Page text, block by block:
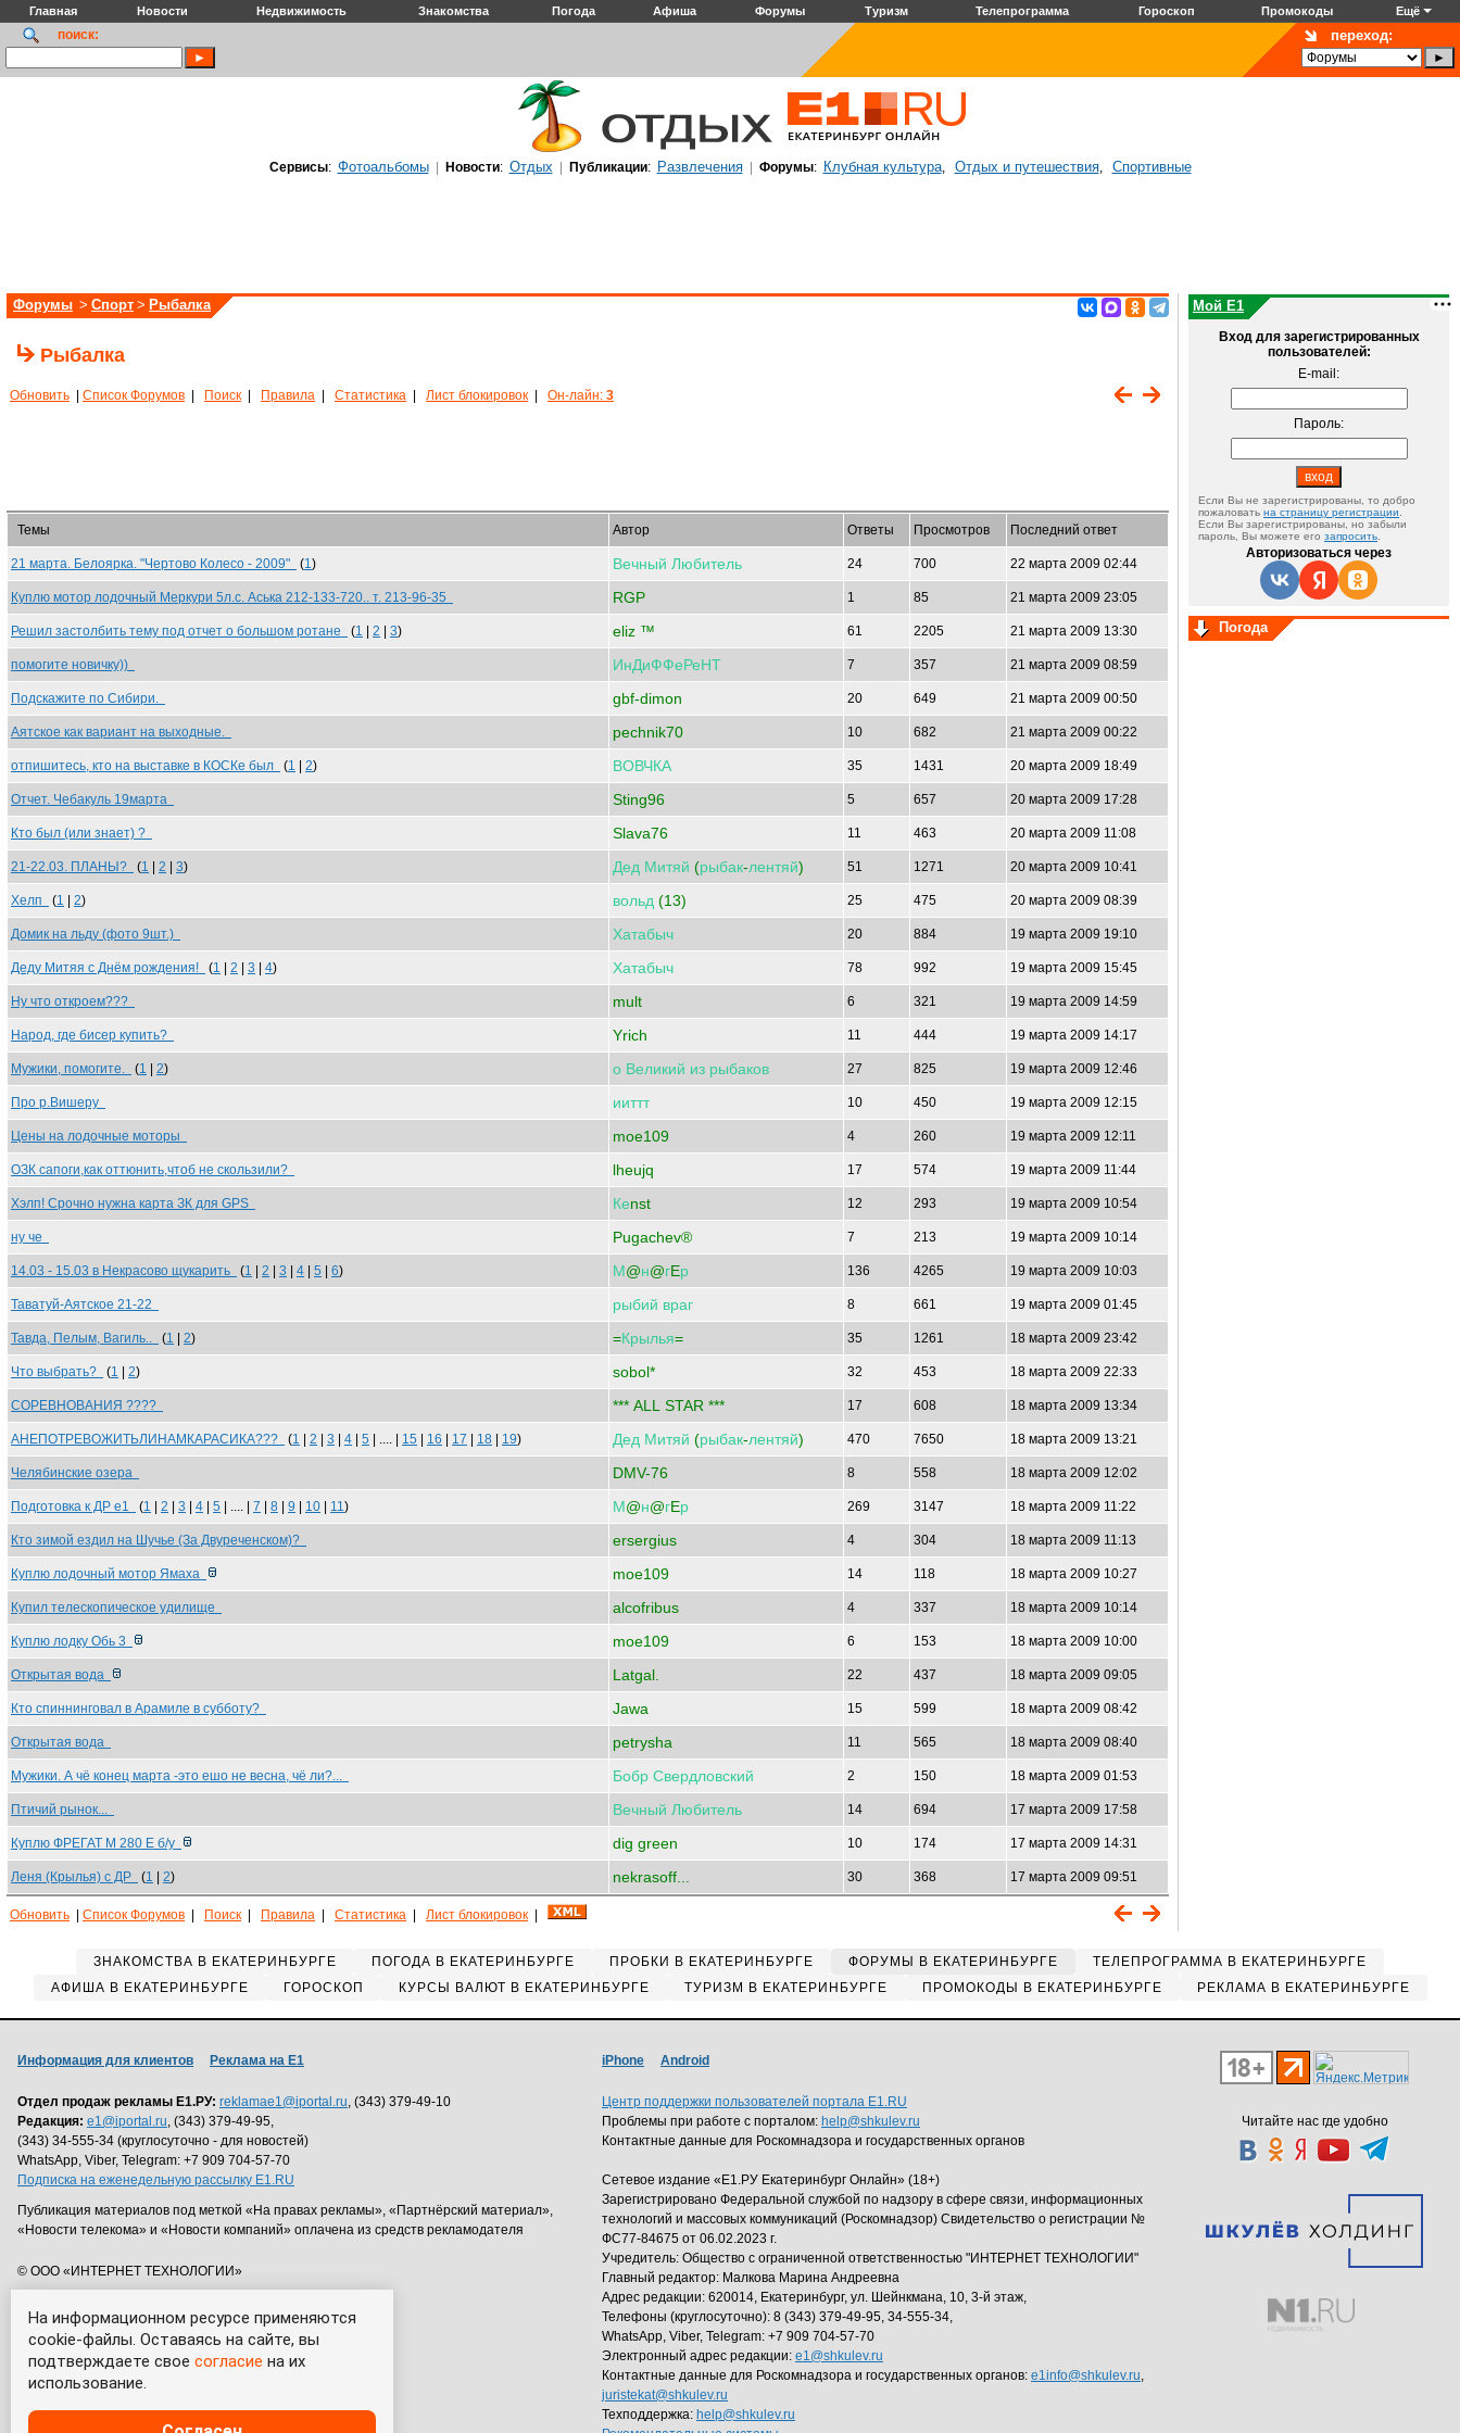
На информационном ресурсе применяются
cookie-файлы. Оставаясь на сайте, вы
подтверждаете свое согласие на их
использование.
Главная Новости Недвижимость Знакомства Погода Афиша Форумы Туризм Телепрограмма Гороскоп Промокоды Ещё
поиск: переход:
Сервисы: Фотоальбомы| Новости: Отдых| Публикации: Развлечения| Форумы: Клубная культура, Отдых и путешествия, Спортивные
Форумы > Спорт > Рыбалка
Рыбалка
Обновить Список Форумов Поиск Правила Статистика Лист блокировок Он-лайн: 3
Темы Автор Ответы Просмотров Последний ответ
21 марта. Белоярка. "Чертово Колесо - 2009" (1) Вечный Любитель 24 700 22 марта 2009 02:44
Куплю мотор лодочный Меркури 5л.с. Аська 212-133-720.. т. 213-96-35 RGP 1 85 21 марта 2009 23:05
Решил застолбить тему под отчет о большом ротане (1 2 3) eliz ™ 61 2205 21 марта 2009 13:30
помогите новичку)) ИнДиФФеРеНТ 7 357 21 марта 2009 08:59
Подскажите по Сибири. gbf-dimon 20 649 21 марта 2009 00:50
Аятское как вариант на выходные. pechnik70 10 682 21 марта 2009 00:22
отпишитесь, кто на выставке в КОСКе был (1 2) ВОВЧКА 35 1431 20 марта 2009 18:49
Отчет. Чебакуль 19марта Sting96 5 657 20 марта 2009 17:28
Кто был (или знает) ? Slava76 11 463 20 марта 2009 11:08
21-22.03. ПЛАНЫ? (1 2 3) Дед Митяй (рыбак-лентяй) 51 1271 20 марта 2009 10:41
Хелп (1 2) вольд (13) 25 475 20 марта 2009 08:39
Домик на льду (фото 9шт.) Хатабыч 20 884 19 марта 2009 19:10
Деду Митяя с Днём рождения! (1 2 3 4) Хатабыч 78 992 19 марта 2009 15:45
Ну что откроем??? mult 6 321 19 марта 2009 14:59
Народ, где бисер купить? Yrich 11 444 19 марта 2009 14:17
Мужики, помогите. (1 2) о Великий из рыбаков 27 825 19 марта 2009 12:46
Про р.Вишеру ииттт 10 450 19 марта 2009 12:15
Цены на лодочные моторы moe109 4 260 19 марта 2009 12:11
ОЗК сапоги,как оттюнить,чтоб не скользили? lheujq 17 574 19 марта 2009 11:44
Хэлп! Срочно нужна карта ЗК для GPS Кеnst 12 293 19 марта 2009 10:54
ну че Pugachev® 7 213 19 марта 2009 10:14
14.03 - 15.03 в Некрасово щукарить (1 2 3 4 5 6) М@н@гEр 136 4265 19 марта 2009 10:03
Таватуй-Аятское 21-22 рыбий враг 8 661 19 марта 2009 01:45
Тавда, Пелым, Вагиль.. (1 2) =Крылья= 35 1261 18 марта 2009 23:42
Что выбрать? (1 2) sobol* 32 453 18 марта 2009 22:33
СОРЕВНОВАНИЯ ???? *** ALL STAR *** 17 608 18 марта 2009 13:34
АНЕПОТРЕВОЖИТЬЛИНАМКАРАСИКА??? (1 2 3 4 5 | .... | 15 16 17 18 19) Дед Митяй (рыбак-лентяй) 470 7650 18 марта 2009 13:21
Челябинские озера DMV-76 8 558 18 марта 2009 12:02
Подготовка к ДР е1 (1 2 3 4 5 | .... | 7 8 9 10 11) М@н@гEр 269 3147 18 марта 2009 11:22
Кто зимой ездил на Шучье (За Двуреченском)? ersergius 4 304 18 марта 2009 11:13
Куплю лодочный мотор Ямаха moe109 14 118 18 марта 2009 10:27
Купил телескопическое удилище alcofribus 4 337 18 марта 2009 10:14
Куплю лодку Обь 3 moe109 6 153 18 марта 2009 10:00
Открытая вода Latgal. 22 437 18 марта 2009 09:05
Кто спиннинговал в Арамиле в субботу? Jawa 15 599 18 марта 2009 08:42
Открытая вода petrysha 11 565 18 марта 2009 08:40
Мужики. А чё конец марта -это ешо не весна, чё ли?... Бобр Свердловский 2 150 18 марта 2009 01:53
Птичий рынок... Вечный Любитель 14 694 17 марта 2009 17:58
Куплю ФРЕГАТ M 280 E б/у dig green 10 174 17 марта 2009 14:31
Леня (Крылья) с ДР (1 2) nekrasoff... 30 368 17 марта 2009 09:51
Обновить Список Форумов Поиск Правила Статистика Лист блокировок
Мой E1
Вход для зарегистрированных
пользователей:
E-mail:
Пароль:
Если Вы не зарегистрированы, то добро
пожаловать на страницу регистрации
Если Вы зарегистрированы, но забыли
пароль, Вы можете его запросить
Авторизоваться через
Погода
ЗНАКОМСТВА В ЕКАТЕРИНБУРГЕ ПОГОДА В ЕКАТЕРИНБУРГЕ ПРОБКИ В ЕКАТЕРИНБУРГЕ ФОРУМЫ В ЕКАТЕРИНБУРГЕ
ТЕЛЕПРОГРАММА В ЕКАТЕРИНБУРГЕ
АФИША В ЕКАТЕРИНБУРГЕ
ГОРОСКОП КУРСЫ ВАЛЮТ В ЕКАТЕРИНБУРГЕ ТУРИЗМ В ЕКАТЕРИНБУРГЕ ПРОМОКОДЫ В ЕКАТЕРИНБУРГЕ РЕКЛАМА В ЕКАТЕРИНБУРГЕ
Читайте нас где удобно
Информация для клиентов Реклама на Е1
Отдел продаж рекламы Е1.РУ: reklamae1@iportal.ru, (343) 379-49-10
Редакция: e1@iportal.ru, (343) 379-49-95,
(343) 34-555-34 (круглосуточно - для новостей)
WhatsApp, Viber, Telegram: +7 909 704-57-70
Подписка на еженедельную рассылку E1.RU
Публикация материалов под меткой «На правах рекламы», «Партнёрский материал»,
«Новости телекома» и «Новости компаний» оплачена из средств рекламодателя
© ООО «ИНТЕРНЕТ ТЕХНОЛОГИИ»
iPhone Android
Центр поддержки пользователей портала E1.RU
Проблемы при работе с порталом: help@shkulev.ru
Контактные данные для Роскомнадзора и государственных органов
Сетевое издание «Е1.РУ Екатеринбург Онлайн» (18+)
Зарегистрировано Федеральной службой по надзору в сфере связи, информационных
технологий и массовых коммуникаций (Роскомнадзор) Свидетельство о регистрации №
ФС77-84675 от 06.02.2023 г.
Учредитель: Общество с ограниченной ответственностью "ИНТЕРНЕТ ТЕХНОЛОГИИ"
Главный редактор: Малкова Марина Андреевна
Адрес редакции: 620014, Екатеринбург, ул. Шейнкмана, 10, 3-й этаж,
Телефоны (круглосуточно): 8 (343) 379-49-95, 34-555-34,
WhatsApp, Viber, Telegram: +7 909 704-57-70
Электронный адрес редакции: e1@shkulev.ru
Контактные данные для Роскомнадзора и государственных органов: e1info@shkulev.ru,
juristekat@shkulev.ru
Техподдержка: help@shkulev.ru